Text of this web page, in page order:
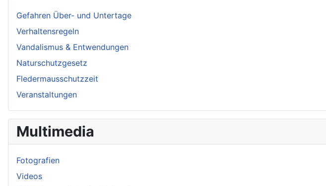
Gefahren Über- und Untertage
Verhaltensregeln
Vandalismus & Entwendungen
Naturschutzgesetz
Fledermausschutzzeit
Veranstaltungen
Multimedia
Fotografien
Videos